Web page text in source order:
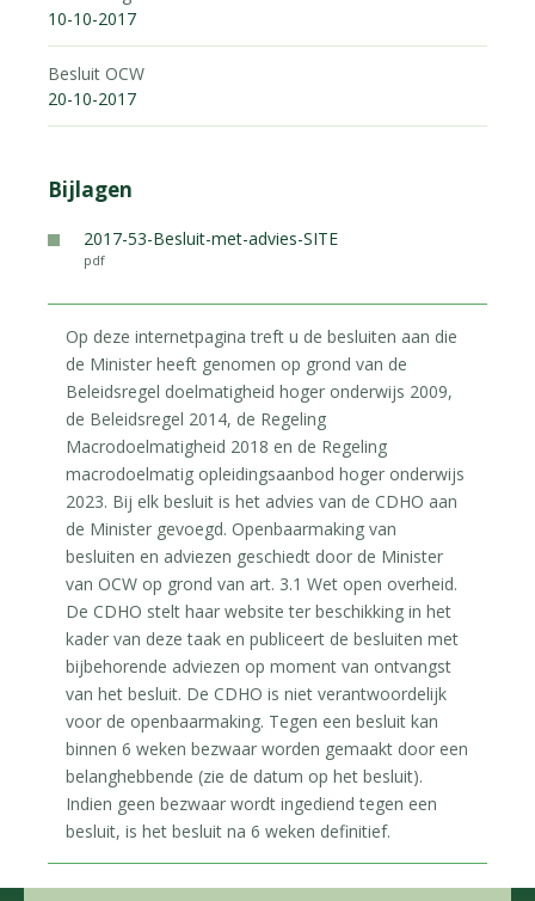
10-10-2017
Besluit OCW
20-10-2017
Bijlagen
2017-53-Besluit-met-advies-SITE
pdf
Op deze internetpagina treft u de besluiten aan die
de Minister heeft genomen op grond van de
Beleidsregel doelmatigheid hoger onderwijs 2009,
de Beleidsregel 2014, de Regeling
Macrodoelmatigheid 2018 en de Regeling
macrodoelmatig opleidingsaanbod hoger onderwijs
2023. Bij elk besluit is het advies van de CDHO aan
de Minister gevoegd. Openbaarmaking van
besluiten en adviezen geschiedt door de Minister
van OCW op grond van art. 3.1 Wet open overheid.
De CDHO stelt haar website ter beschikking in het
kader van deze taak en publiceert de besluiten met
bijbehorende adviezen op moment van ontvangst
van het besluit. De CDHO is niet verantwoordelijk
voor de openbaarmaking. Tegen een besluit kan
binnen 6 weken bezwaar worden gemaakt door een
belanghebbende (zie de datum op het besluit).
Indien geen bezwaar wordt ingediend tegen een
besluit, is het besluit na 6 weken definitief.